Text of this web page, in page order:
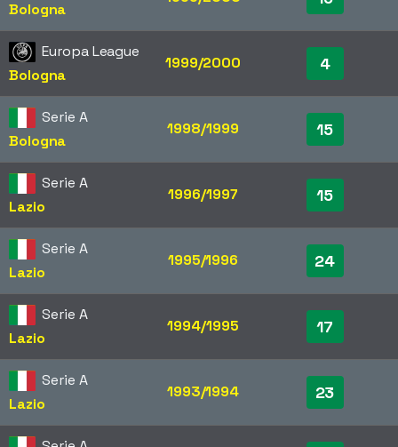
Bologna
Europa League
Bologna
1999/2000 4
Serie A
Bologna
1998/1999 15
Serie A
Lazio
1996/1997 15
Serie A
Lazio
1995/1996 24
Serie A
Lazio
1994/1995 17
Serie A
Lazio
1993/1994 23